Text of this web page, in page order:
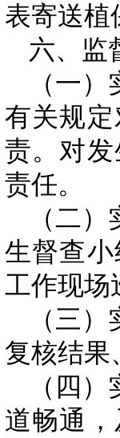
表寄送植
六、监
（一
有关规
责。对
责任。
（二
生督查
工作现场
（三
复核结果
（四
道畅通